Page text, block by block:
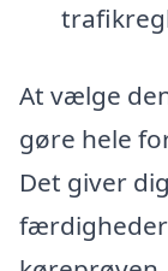
At vælge
gøre hele
Det giver